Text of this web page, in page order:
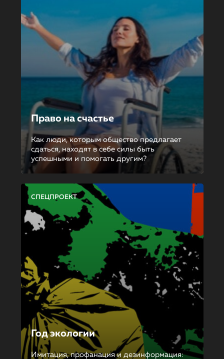
Право на счастье
Как люди, которым общество предлагает
сдаться, находят в себе силы быть
успешными и помогать другим?
СПЕЦПРОЕКТ
Год экологии
Имитация, профанация и дезинформация: